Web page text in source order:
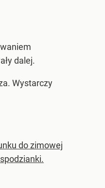
dalej.
Wystarczy
do zimowej